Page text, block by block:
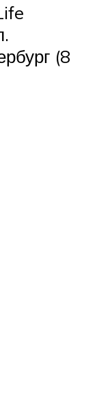
(8